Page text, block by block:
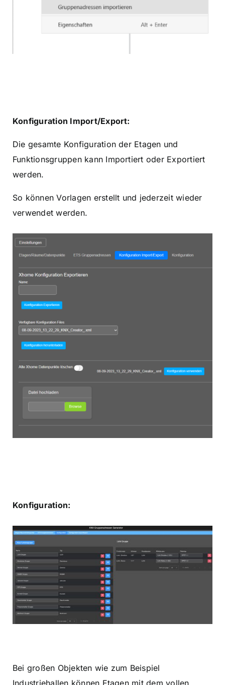
Konfiguration Import/Export:
Die gesamte Konfiguration der Etagen und
Funktionsgruppen kann Importiert oder Exportiert
werden.
So können Vorlagen erstellt und jederzeit wieder
verwendet werden.
Konfiguration:
Bei großen Objekten wie zum Beispiel